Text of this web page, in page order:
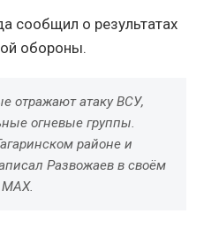
сообщил о результатах
обороны.
отражают атаку ВСУ,
огневые группы.
районе и
Развожаев в своём